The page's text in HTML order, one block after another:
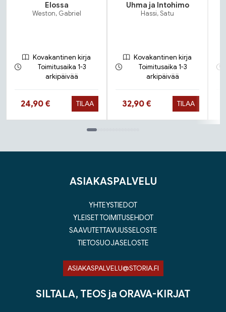
Elossa
Weston, Gabriel
Kovakantinen kirja
Toimitusaika 1-3
arkipäivää
Hinta nyt
24,90 € TILAA
Uhma ja Intohimo
Hassi, Satu
Kovakantinen kirja
Toimitusaika 1-3
arkipäivää
Hinta nyt
32,90 € TILAA
ASIAKASPALVELU
YHTEYSTIEDOT
YLEISET TOIMITUSEHDOT
SAAVUTETTAVUUSSELOSTE
TIETOSUOJASELOSTE
ASIAKASPALVELU@STORIA.FI
SILTALA, TEOS ja ORAVA-KIRJAT